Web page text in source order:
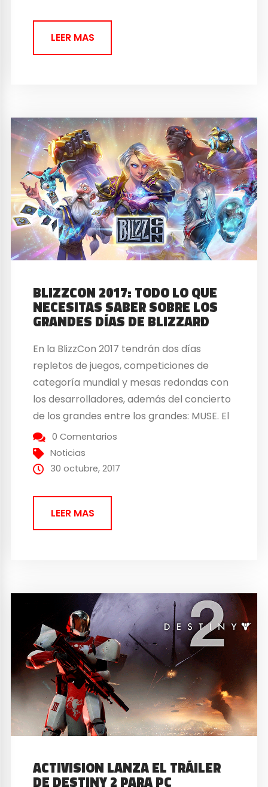
LEER MAS
BLIZZCON 2017: TODO LO QUE
NECESITAS SABER SOBRE LOS
GRANDES DÍAS DE BLIZZARD
En la BlizzCon 2017 tendrán dos días
repletos de juegos, competiciones de
categoría mundial y mesas redondas con
los desarrolladores, además del concierto
de los grandes entre los grandes: MUSE. El
3 y 4 de noviembre llegarán jugadores de
cada parte del mundo, junto a ellos habrá
personalidades de la comunidad, torneos
0 Comentarios
Noticias
30 octubre, 2017
LEER MAS
ACTIVISION LANZA EL TRÁILER
DE DESTINY 2 PARA PC